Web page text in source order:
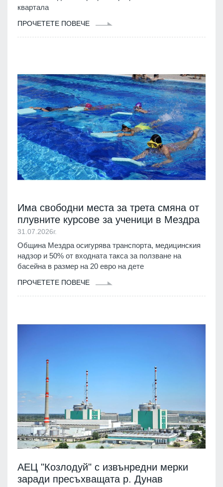
квартала
ПРОЧЕТЕТЕ ПОВЕЧЕ
Има свободни места за трета смяна от
плувните курсове за ученици в Мездра
31.07.2026г.
Община Мездра осигурява транспорта, медицинския
надзор и 50% от входната такса за ползване на
басейна в размер на 20 евро на дете
ПРОЧЕТЕТЕ ПОВЕЧЕ
АЕЦ "Козлодуй" с извънредни мерки
заради пресъхващата р. Дунав